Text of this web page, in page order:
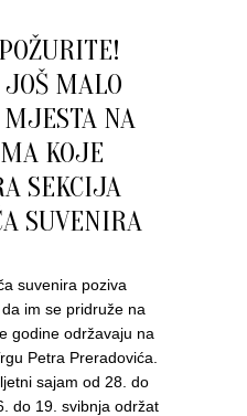
JOŠ MALO
NA
KOJE
SEKCIJA
SUVENIRA
suvenira poziva
im se pridruže na
godine održavaju na
Petra Preradovića.
sajam od 28. do
do 19. svibnja održat